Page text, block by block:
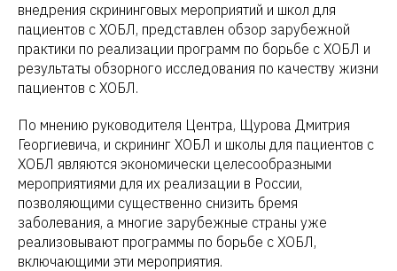
внедрения скрининговых мероприятий и школ для
пациентов с ХОБЛ, представлен обзор зарубежной
практики по реализации программ по борьбе с ХОБЛ и
результаты обзорного исследования по качеству жизни
пациентов с ХОБЛ.
По мнению руководителя Центра, Щурова Дмитрия
Георгиевича, и скрининг ХОБЛ и школы для пациентов с
ХОБЛ являются экономически целесообразными
мероприятиями для их реализации в России,
позволяющими существенно снизить бремя
заболевания, а многие зарубежные страны уже
реализовывают программы по борьбе с ХОБЛ,
включающими эти мероприятия.